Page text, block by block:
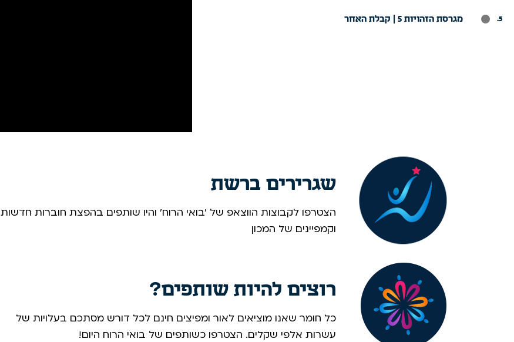
. מגרסת הזהויות 5 | קבלת האחר
שגרירים ברשת
הצטרפו לקבוצות הווצאפ של 'בואי הרוח' והיו שותפים בהפצת חוברות חדשות
וקמפיינים של המכון
רוצים להיות שותפים?
כל חומר שאנו מוציאים לאור ומפיצים חינם לכל דורש מסתכם בעלויות של
עשרות אלפי שקלים. הצטרפו כשותפים של בואי הרוח היום! ​